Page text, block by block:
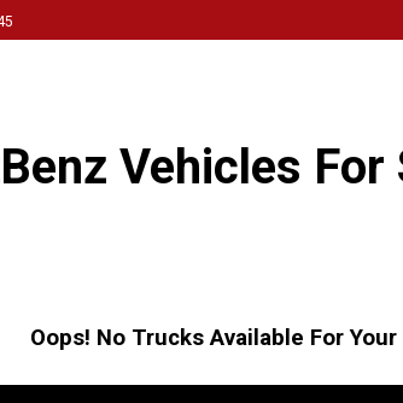
Vehicles
Oops! No Trucks Available For